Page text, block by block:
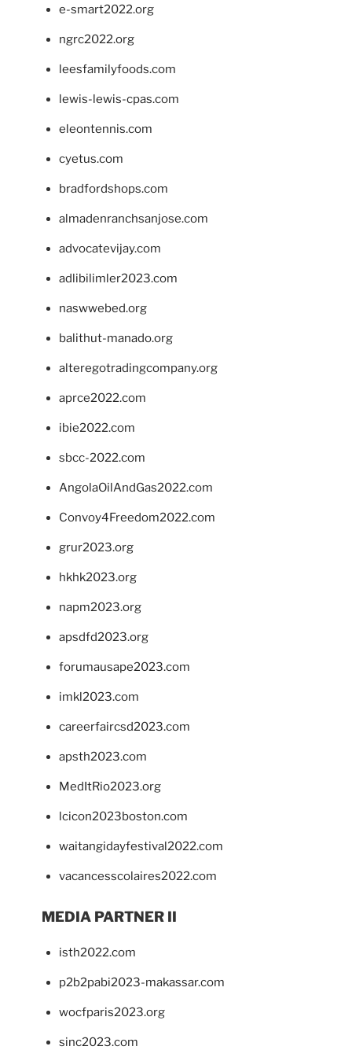
e-smart2022.org
ngrc2022.org
leesfamilyfoods.com
lewis-lewis-cpas.com
eleontennis.com
cyetus.com
bradfordshops.com
almadenranchsanjose.com
advocatevijay.com
adlibilimler2023.com
naswwebed.org
balithut-manado.org
alteregotradingcompany.org
aprce2022.com
ibie2022.com
sbcc-2022.com
AngolaOilAndGas2022.com
Convoy4Freedom2022.com
grur2023.org
hkhk2023.org
napm2023.org
apsdfd2023.org
forumausape2023.com
imkl2023.com
careerfaircsd2023.com
apsth2023.com
MedItRio2023.org
lcicon2023boston.com
waitangidayfestival2022.com
vacancesscolaires2022.com
MEDIA PARTNER II
isth2022.com
p2b2pabi2023-makassar.com
wocfparis2023.org
sinc2023.com